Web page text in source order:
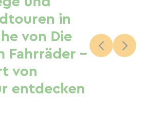
in
von Die
Fahrräder –
von
entdecken